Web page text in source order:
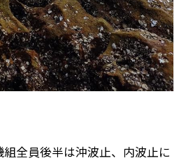
全員後半は沖波止、内波止に